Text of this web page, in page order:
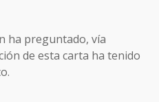
ha preguntado, vía
de esta carta ha tenido